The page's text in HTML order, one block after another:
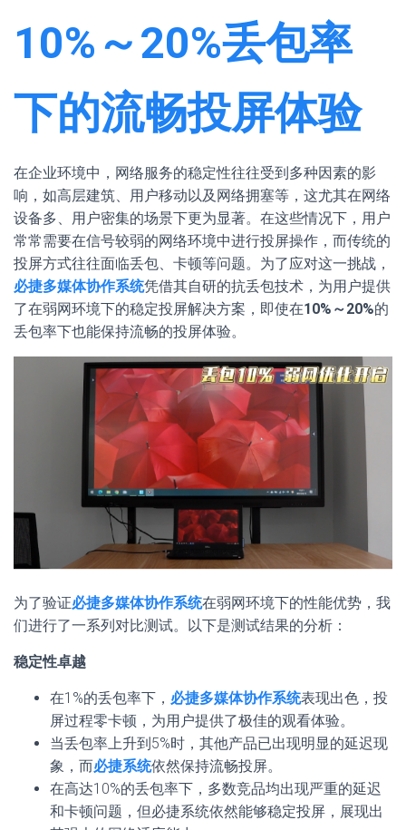
10%～20%丢包率
下的流畅投屏体验
在企业环境中，网络服务的稳定性往往受到多种因素的影
响，如高层建筑、用户移动以及网络拥塞等，这尤其在网络
设备多、用户密集的场景下更为显著。在这些情况下，用户
常常需要在信号较弱的网络环境中进行投屏操作，而传统的
投屏方式往往面临丢包、卡顿等问题。为了应对这一挑战，
必捷多媒体协作系统凭借其自研的抗丢包技术，为用户提供
了在弱网环境下的稳定投屏解决方案，即使在10%～20%的
丢包率下也能保持流畅的投屏体验。
为了验证必捷多媒体协作系统在弱网环境下的性能优势，我
们进行了一系列对比测试。以下是测试结果的分析：
稳定性卓越
在1%的丢包率下， 必捷多媒体协作系统表现出色，投
屏过程零卡顿，为用户提供了极佳的观看体验。
当丢包率上升到5%时，其他产品已出现明显的延迟现
象，而必捷系统依然保持流畅投屏。
在高达10%的丢包率下，多数竞品均出现严重的延迟
和卡顿问题，但必捷系统依然能够稳定投屏，展现出